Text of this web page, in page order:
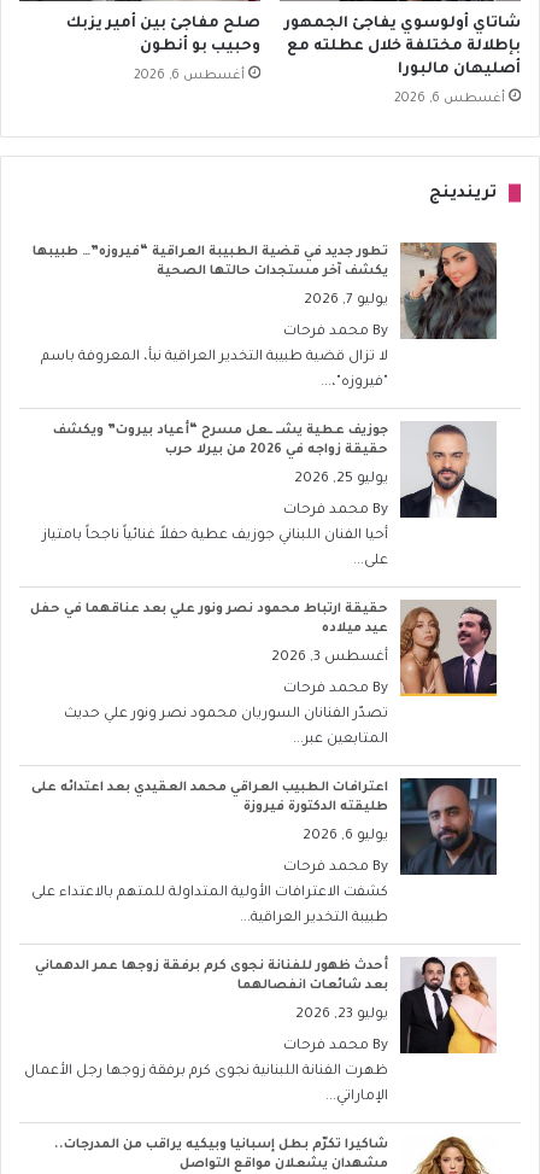
شاتاي أولوسوي يفاجئ الجمهور
بإطلالة مختلفة خلال عطلته مع
أصليهان مالبورا
أغسطس 6, 2026
صلح مفاجئ بين أمير يزبك
وحبيب بو أنطون
أغسطس 6, 2026
تريندينج
تطور جديد في قضية الطبيبة العراقية “فيروزه”… طبيبها
يكشف آخر مستجدات حالتها الصحية
يوليو 7, 2026
By محمد فرحات
لا تزال قضية طبيبة التخدير العراقية نبأ، المعروفة باسم
"فيروزه"،...
جوزيف عطية يشــ ــعل مسرح “أعياد بيروت” ويكشف
حقيقة زواجه في 2026 من بيرلا حرب
يوليو 25, 2026
By محمد فرحات
أحيا الفنان اللبناني جوزيف عطية حفلاً غنائياً ناجحاً بامتياز
على...
حقيقة ارتباط محمود نصر ونور علي بعد عناقهما في حفل
عيد ميلاده
أغسطس 3, 2026
By محمد فرحات
تصدّر الفنانان السوريان محمود نصر ونور علي حديث
المتابعين عبر...
اعترافات الطبيب العراقي محمد العقيدي بعد اعتدائه على
طليقته الدكتورة فيروزة
يوليو 6, 2026
By محمد فرحات
كشفت الاعترافات الأولية المتداولة للمتهم بالاعتداء على
طبيبة التخدير العراقية...
أحدث ظهور للفنانة نجوى كرم برفقة زوجها عمر الدهماني
بعد شائعات انفصالهما
يوليو 23, 2026
By محمد فرحات
ظهرت الفنانة اللبنانية نجوى كرم برفقة زوجها رجل الأعمال
الإماراتي...
شاكيرا تكرّم بطل إسبانيا وبيكيه يراقب من المدرجات..
مشهدان يشعلان مواقع التواصل